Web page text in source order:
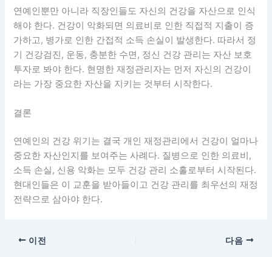
연예인뿐만 아니라 직장인들도 자신의 건강을 자산으로 인식
해야 한다. 건강이 악화되면 의료비로 인한 직접적 지출이 증
가하고, 병가로 인한 간접적 소득 손실이 발생한다. 따라서 정
기 건강검진, 운동, 충분한 수면, 정신 건강 관리는 자산 보호
투자로 봐야 한다. 현명한 재정관리자는 먼저 자신의 건강이
라는 가장 중요한 자산을 지키는 것부터 시작한다.
결론
연예인의 건강 위기는 결국 개인 재정관리에서 건강이 얼마나
중요한 자산인지를 보여주는 사례다. 질병으로 인한 의료비,
소득 손실, 신용 악화는 모두 건강 관리 소홀로부터 시작된다.
현대인들은 이 교훈을 받아들이고 건강 관리를 최우선의 재정
전략으로 삼아야 한다.
이전 다음